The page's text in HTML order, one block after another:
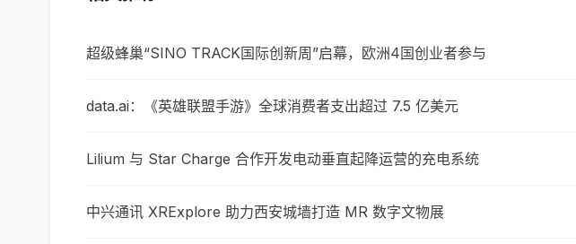
超级蜂巢“SINO TRACK国际创新周”启幕，欧洲4国创业者参与
data.ai：《英雄联盟手游》全球消费者支出超过 7.5 亿美元
Lilium 与 Star Charge 合作开发电动垂直起降运营的充电系统
中兴通讯 XRExplore 助力西安城墙打造 MR 数字文物展